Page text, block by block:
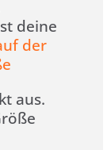
deine
der
aus.